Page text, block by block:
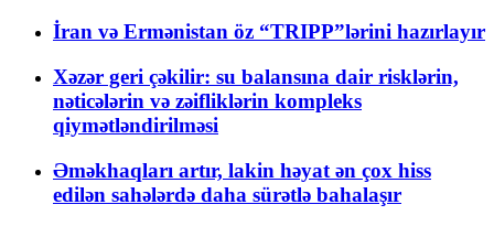
İran və Ermənistan öz “TRIPP”lərini hazırlayır
Xəzər geri çəkilir: su balansına dair risklərin,
nəticələrin və zəifliklərin kompleks
qiymətləndirilməsi
Əməkhaqları artır, lakin həyat ən çox hiss
edilən sahələrdə daha sürətlə bahalaşır